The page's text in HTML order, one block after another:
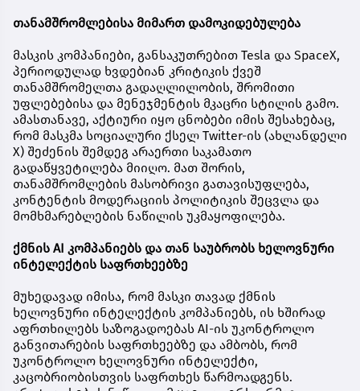
თანამშრომლებისა მიმართ დამოკიდებულება
მასკის კომპანიები, განსაკუთრებით Tesla და SpaceX,
პერიოდულად ხვდებიან კრიტიკის ქვეშ
თანამშრომელთა გადაღლილობის, შრომითი
უფლებებისა და მენეჯმენტის მკაცრი სტილის გამო.
ამასთანავე, აქტიური იყო ცნობები იმის შესახებაც,
რომ მასკმა სოციალური ქსელ Twitter-ის (ახლანდელი
X) შეძენის შემდეგ არაერთი საკამათო
გადაწყვეტილება მიიღო. მათ შორის,
თანამშრომლების მასობრივი გათავისუფლება,
კონტენტის მოდერაციის პოლიტიკის შეცვლა და
მომხმარებლების ნაწილის უკმაყოფილება.
ქმნის AI კომპანიებს და თან საუბრობს ხელოვნური
ინტელექტის საფრთხეებზე
მუხედავად იმისა, რომ მასკი თავად ქმნის
ხელოვნური ინტელექტის კომპანიებს, ის ხშირად
აფრთხილებს საზოგადოებას AI-ის უკონტროლო
განვითარების საფრთხეებზე და ამბობს, რომ
უკონტროლო ხელოვნური ინტელექტი,
კაცობრიობისთვის საფრთხეს წარმოადგენს.